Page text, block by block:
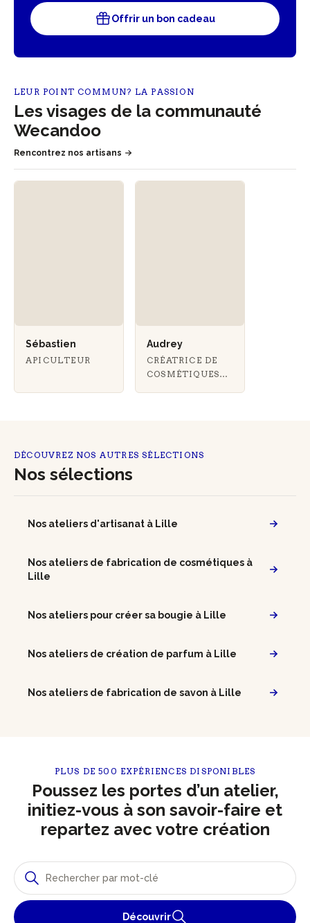
Offrir un bon cadeau
LEUR POINT COMMUN? LA PASSION
Les visages de la communauté
Wecandoo
Rencontrez nos artisans
Sébastien
APICULTEUR
Audrey
CRÉATRICE DE
COSMÉTIQUES
DÉCOUVREZ NOS AUTRES SÉLECTIONS
Nos sélections
Nos ateliers d'artisanat à Lille
Nos ateliers de fabrication de cosmétiques à
Lille
Nos ateliers pour créer sa bougie à Lille
Nos ateliers de création de parfum à Lille
Nos ateliers de fabrication de savon à Lille
PLUS DE 500 EXPÉRIENCES DISPONIBLES
Poussez les portes d’un atelier,
initiez-vous à son savoir-faire et
repartez avec votre création
Découvrir